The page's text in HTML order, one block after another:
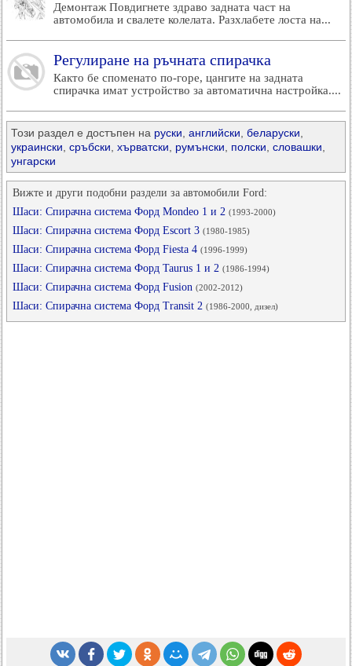
Демонтаж Повдигнете здраво задната част на
автомобила и свалете колелата. Разхлабете лоста на...
Регулиране на ръчната спирачка
Както бе споменато по-горе, цангите на задната
спирачка имат устройство за автоматична настройка....
Този раздел е достъпен на руски английски беларуски
украински сръбски хърватски румънски полски словашки
унгарски
Вижте и други подобни раздели за автомобили Ford:
Шаси: Спирачна система Форд Mondeo 1 и 2 (1993-2000)
Шаси: Спирачна система Форд Escort 3 (1980-1985)
Шаси: Спирачна система Форд Fiesta 4 (1996-1999)
Шаси: Спирачна система Форд Taurus 1 и 2 (1986-1994)
Шаси: Спирачна система Форд Fusion (2002-2012)
Шаси: Спирачна система Форд Transit 2 (1986-2000, дизел)